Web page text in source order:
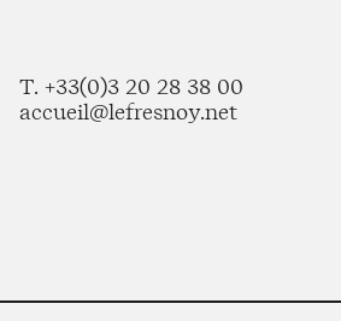
T. +33(0)3 20 28 38 00
accueil@lefresnoy.net